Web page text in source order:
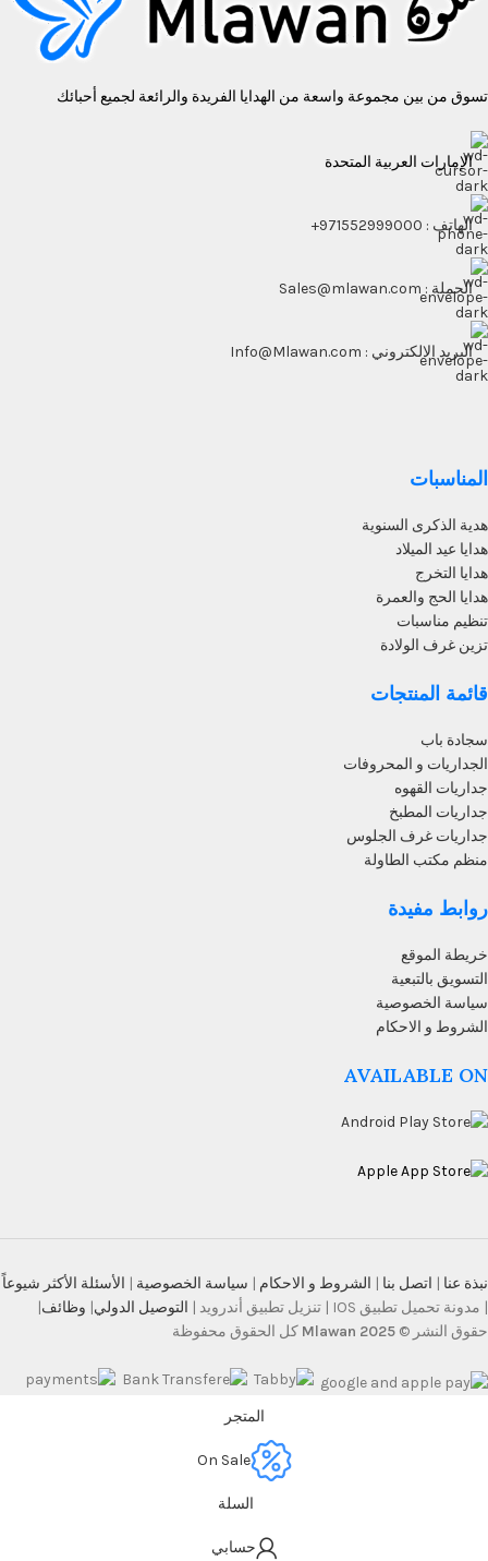
تسوق من بين مجموعة واسعة من الهدايا الفريدة والرائعة لجميع أحبائك
الإمارات العربية المتحدة
الهاتف : 971552999000+
الجملة : Sales@mlawan.com
البريد الالكتروني : Info@Mlawan.com
المناسبات
هدية الذكرى السنوية
هدايا عيد الميلاد
هدايا التخرج
هدايا الحج والعمرة
تنظيم مناسبات
تزين غرف الولادة
قائمة المنتجات
سجادة باب
الجداريات و المحروفات
جداريات القهوه
جداريات المطبخ
جداريات غرف الجلوس
منظم مكتب الطاولة
روابط مفيدة
خريطة الموقع
التسويق بالتبعية
سياسة الخصوصية
الشروط و الاحكام
AVAILABLE ON
نبذة عنا | اتصل بنا | الشروط و الاحكام | سياسة الخصوصية | الأسئلة الأكثر شيوعاً
| مدونة تحميل تطبيق IOS | تنزيل تطبيق أندرويد |
التوصيل الدولي| وظائف|
حقوق النشر © Mlawan 2025 كل الحقوق محفوظة
المتجر
On Sale
السلة
حسابي